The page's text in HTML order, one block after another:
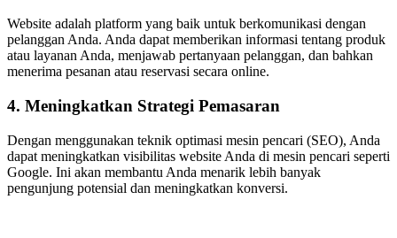
Website adalah platform yang baik untuk berkomunikasi dengan
pelanggan Anda. Anda dapat memberikan informasi tentang produk
atau layanan Anda, menjawab pertanyaan pelanggan, dan bahkan
menerima pesanan atau reservasi secara online.
4. Meningkatkan Strategi Pemasaran
Dengan menggunakan teknik optimasi mesin pencari (SEO), Anda
dapat meningkatkan visibilitas website Anda di mesin pencari seperti
Google. Ini akan membantu Anda menarik lebih banyak
pengunjung potensial dan meningkatkan konversi.